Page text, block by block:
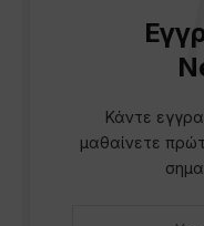
Κάντε
μαθαίνετε